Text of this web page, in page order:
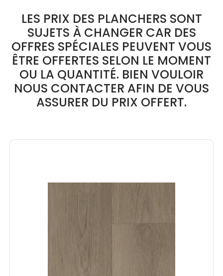
LES PRIX DES PLANCHERS SONT
SUJETS À CHANGER CAR DES
OFFRES SPÉCIALES PEUVENT VOUS
ÊTRE OFFERTES SELON LE MOMENT
OU LA QUANTITÉ. BIEN VOULOIR
NOUS CONTACTER AFIN DE VOUS
ASSURER DU PRIX OFFERT.